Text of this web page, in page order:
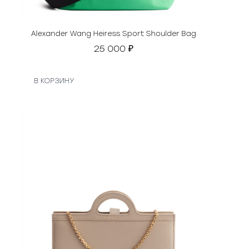
Alexander Wang Heiress Sport Shoulder Bag
25 000 ₽
В КОРЗИНУ